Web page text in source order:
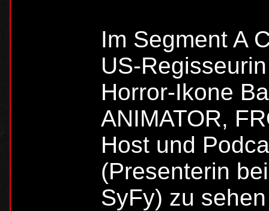
Im Segment A
US-
Horror-Ikone
ANIMATOR,
Host und
(Presenterin
SyFy) zu